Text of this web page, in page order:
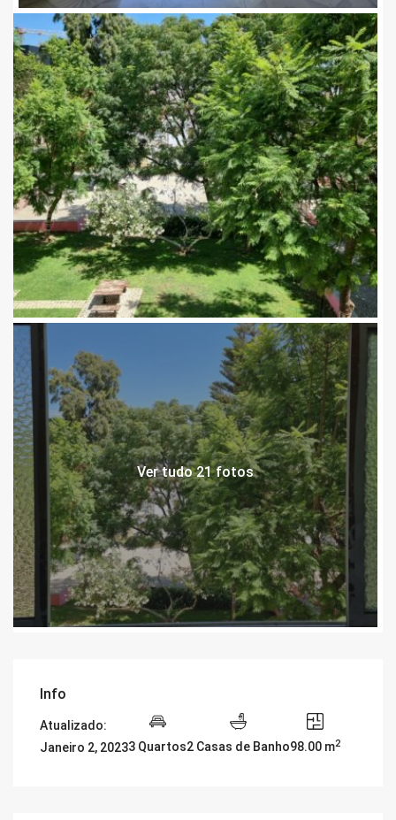
Ver tudo 21 fotos
Info
Atualizado:
Janeiro 2, 20233 Quartos2 Casas de Banho98.00 m2